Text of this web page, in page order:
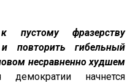
пустому фразерству
повторить гибельный
несравненно худшем
начнется